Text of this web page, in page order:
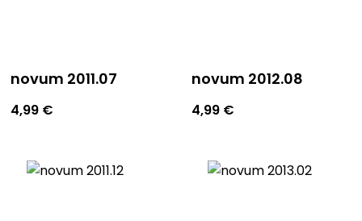
novum 2011.07
4,99 €
novum 2012.08
4,99 €